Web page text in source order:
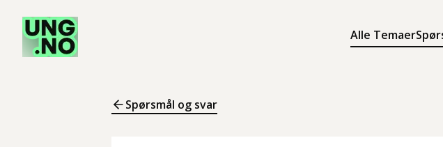
Alle Temaer
Søk
Meny
Spørsmål og svar